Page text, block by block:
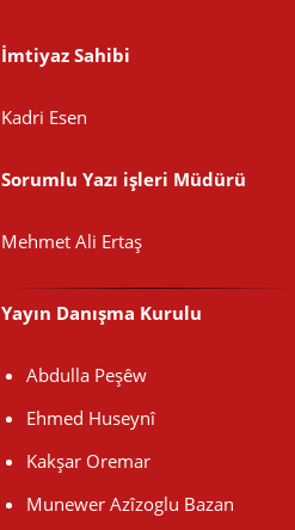
İmtiyaz Sahibi
Kadri Esen
Sorumlu Yazı işleri Müdürü
Mehmet Ali Ertaş
Yayın Danışma Kurulu
Abdulla Peşêw
Ehmed Huseynî
Kakşar Oremar
Munewer Azîzoglu Bazan